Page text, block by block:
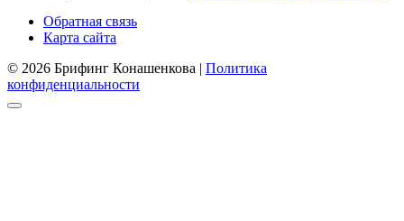
Обратная связь
Карта сайта
© 2026 Брифинг Конашенкова | Политика
конфиденциальности